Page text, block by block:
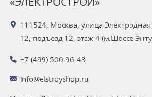
111524, Москва, улица Электродная
12, подъезд 12, этаж 4 (м.Шоссе
+7 (499) 500-96-43
info@elstroyshop.ru